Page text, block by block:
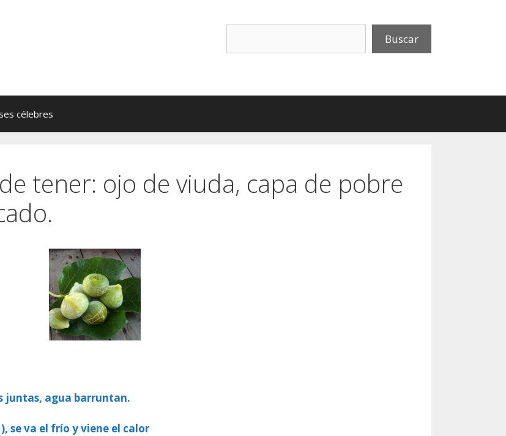
Buscar
célebres
tener: ojo de viuda, capa de pobre
juntas, agua barruntan.
se va el frío y viene el calor